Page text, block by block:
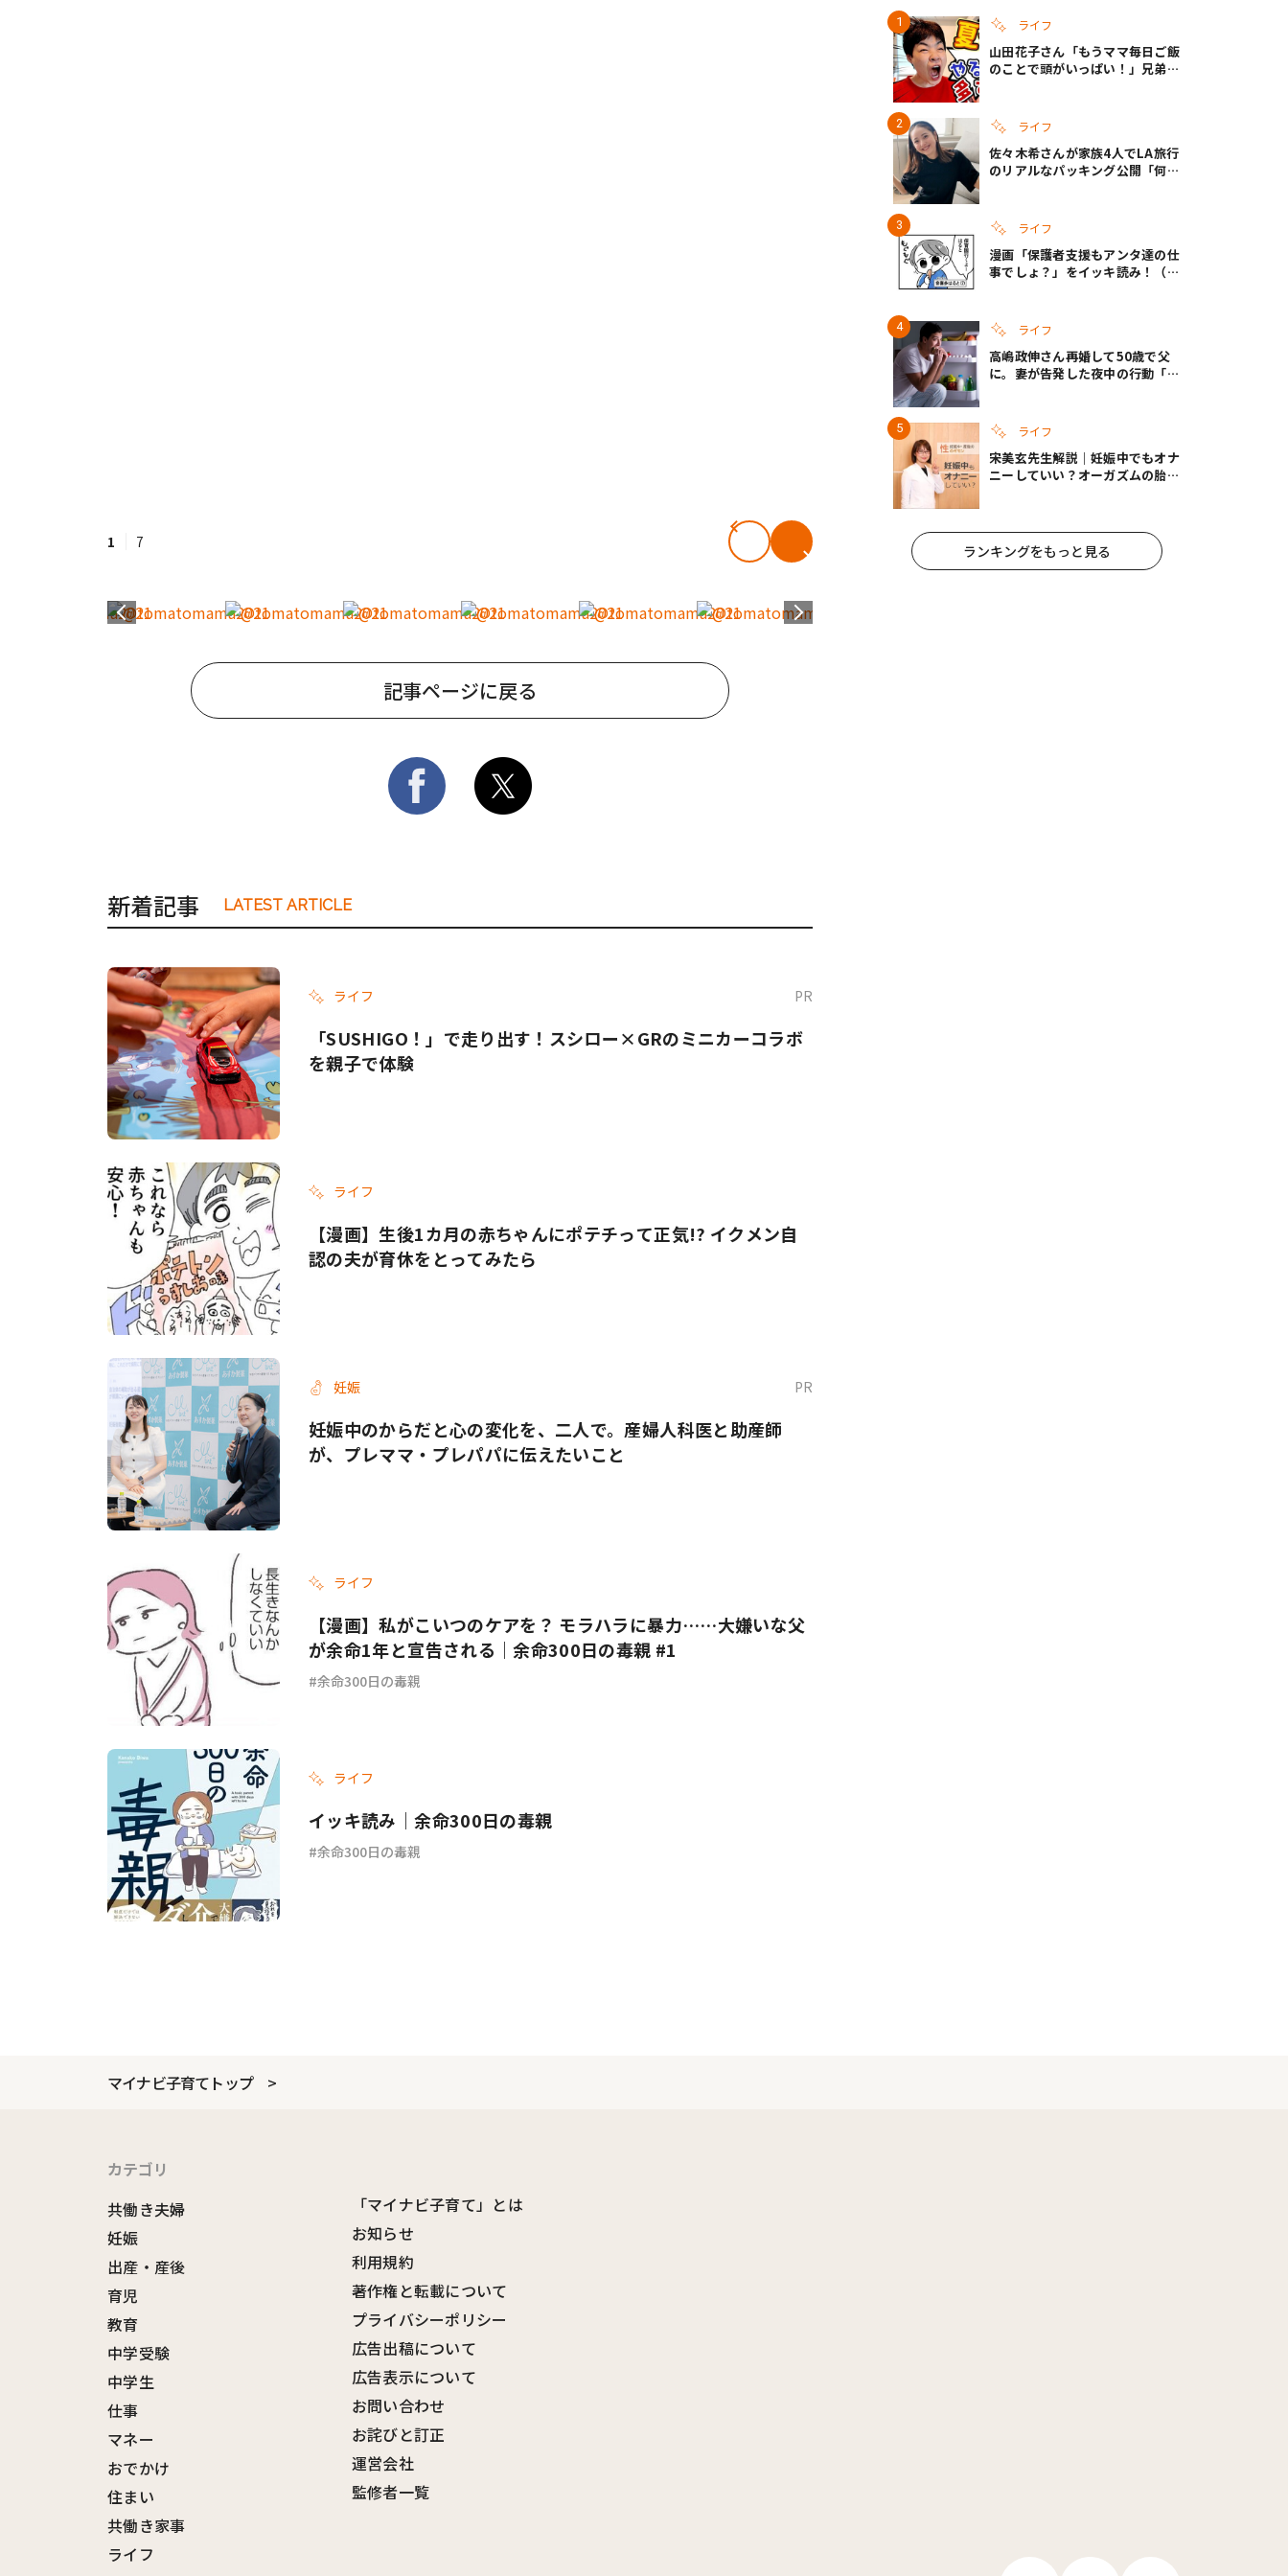
1 7
記事ページに戻る
新着記事 LATEST ARTICLE
ライフ PR
「SUSHIGO！」で走り出す！スシロー×GRのミニカーコラボ
を親子で体験
ライフ
【漫画】生後1カ月の赤ちゃんにポテチって正気!? イクメン自
認の夫が育休をとってみたら
妊娠 PR
妊娠中のからだと心の変化を、二人で。産婦人科医と助産師
が、プレママ・プレパパに伝えたいこと
ライフ
【漫画】私がこいつのケアを？ モラハラに暴力……大嫌いな父
が余命1年と宣告される｜余命300日の毒親 #1
余命300日の毒親
ライフ
イッキ読み｜余命300日の毒親
余命300日の毒親
ライフ
山田花子さん「もうママ毎日ご飯
のことで頭がいっぱい！」兄弟夏
ライフ
佐々木希さんが家族4人でLA旅行
のリアルなパッキング公開「何が
ライフ
漫画「保護者支援もアンタ達の仕
事でしょ？」をイッキ読み！（右
ライフ
高嶋政伸さん再婚して50歳で父
に。妻が告発した夜中の行動「こ
ライフ
宋美玄先生解説｜妊娠中でもオナ
ニーしていい？オーガズムの胎児
ランキングをもっと見る
マイナビ子育てトップ
カテゴリ
共働き夫婦
妊娠
出産・産後
育児
教育
中学受験
中学生
仕事
マネー
おでかけ
住まい
共働き家事
ライフ
「マイナビ子育て」とは
お知らせ
利用規約
著作権と転載について
プライバシーポリシー
広告出稿について
広告表示について
お問い合わせ
お詫びと訂正
運営会社
監修者一覧